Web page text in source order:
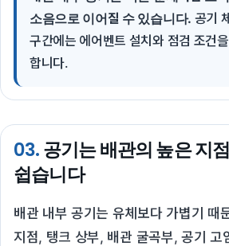
소음으로 이어질 수 있습니다. 공기
구간에는 에어벤트 설치와 점검 조건
합니다.
03.공기는 배관의 높은 지
쉽습니다
배관 내부 공기는 유체보다 가볍기 때
지점, 탱크 상부, 배관 굴곡부, 공기 고